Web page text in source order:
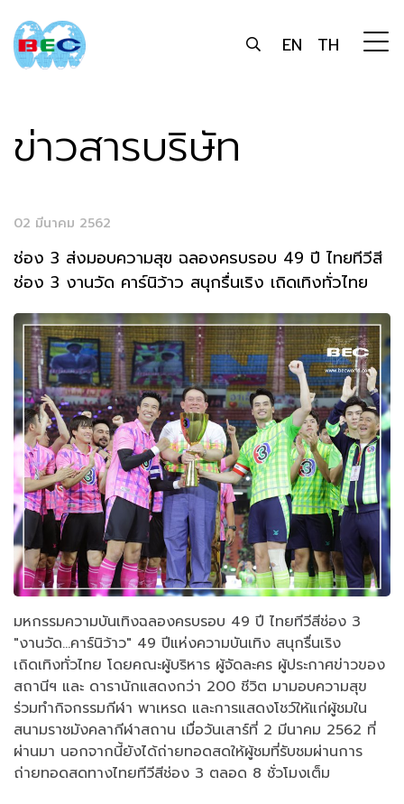
EN TH
ข่าวสารบริษัท
02 มีนาคม 2562
ช่อง 3 ส่งมอบความสุข ฉลองครบรอบ 49 ปี ไทยทีวีสี
ช่อง 3 งานวัด คาร์นิว้าว สนุกรื่นเริง เถิดเทิงทั่วไทย
มหกรรมความบันเทิงฉลองครบรอบ 49 ปี ไทยทีวีสีช่อง 3
"งานวัด...คาร์นิว้าว" 49 ปีแห่งความบันเทิง สนุกรื่นเริง
เถิดเทิงทั่วไทย โดยคณะผู้บริหาร ผู้จัดละคร ผู้ประกาศข่าวของ
สถานีฯ และ ดารานักแสดงกว่า 200 ชีวิต มามอบความสุข
ร่วมทำกิจกรรมกีฬา พาเหรด และการแสดงโชว์ให้แก่ผู้ชมใน
สนามราชมังคลากีฬาสถาน เมื่อวันเสาร์ที่ 2 มีนาคม 2562 ที่
ผ่านมา นอกจากนี้ยังได้ถ่ายทอดสดให้ผู้ชมที่รับชมผ่านการ
ถ่ายทอดสดทางไทยทีวีสีช่อง 3 ตลอด 8 ชั่วโมงเต็ม